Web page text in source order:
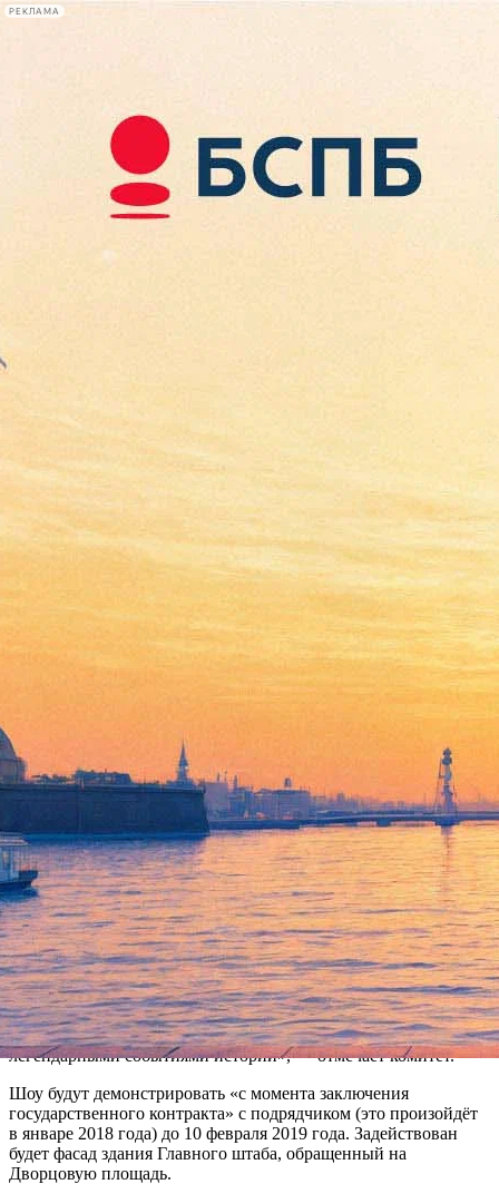
РЕКЛАМА
Сегодня:
2026.08.08
10:19
Афиша Plus
Полное освобождение от
блокады отметят на
Дворцовой 3D-mapping шоу
за 38 миллионов
Версия для печати
75-летие полного освобождения Ленинграда от блокады
отметят мультимедийным спектаклем и 3D-mapping шоу на
Дворцовой. Стоимость мероприятия, заказанного
петербургским комитетом по культуре, составляет 38
миллионов рублей.
Соответствующий заказ размещён на сайте госзакупок.
«Целью является организация проведения мероприятия в
целях воспитания чувства патриотизма у граждан Российской
Федерации, знакомства юного поколения и гостей города с
легендарными событиями истории», — отмечает комитет.
Шоу будут демонстрировать «с момента заключения
государственного контракта» с подрядчиком (это произойдёт
в январе 2018 года) до 10 февраля 2019 года. Задействован
будет фасад здания Главного штаба, обращенный на
Дворцовую площадь.